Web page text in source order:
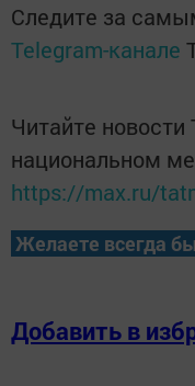
Следите за
Telegram-канале
Читайте новости
национальном
https://max.ru/
Желаете всегда
Добавить в